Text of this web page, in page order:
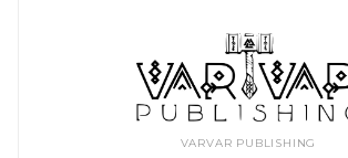
VARVAR PUBLISHING